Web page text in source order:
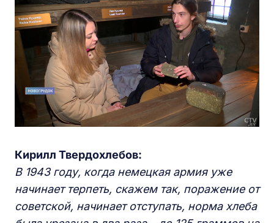
Кирилл Твердохлебов:
В 1943 году, когда немецкая армия уже
начинает терпеть, скажем так, поражение от
советской, начинает отступать, норма хлеба